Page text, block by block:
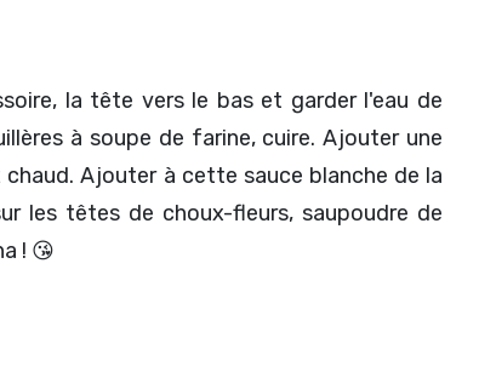
la tête vers le bas et garder l'eau de
à soupe de farine, cuire. Ajouter une
Ajouter à cette sauce blanche de la
les têtes de choux-fleurs, saupoudre de
! 😘